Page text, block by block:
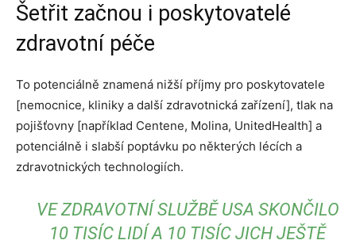
Šetřit začnou i poskytovatelé
zdravotní péče
To potenciálně znamená nižší příjmy pro poskytovatele
[nemocnice, kliniky a další zdravotnická zařízení], tlak na
pojišťovny [například Centene, Molina, UnitedHealth] a
potenciálně i slabší poptávku po některých lécích a
zdravotnických technologiích.
VE ZDRAVOTNÍ SLUŽBĚ USA SKONČILO
10 TISÍC LIDÍ A 10 TISÍC JICH JEŠTĚ